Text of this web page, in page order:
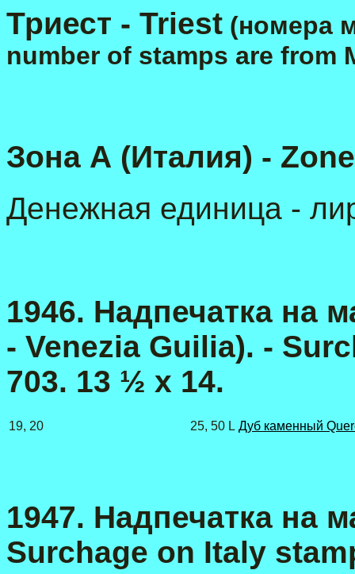
Триест - Triest (номера
number of stamps are from
Зона А (Италия) -
Денежная единица -
1946. Надпечатка на
- Venezia Guilia). -
703. 13 ½ x 14.
19, 20 25, 50 L Дуб каменный
1947. Надпечатка на
Surchage on Italy